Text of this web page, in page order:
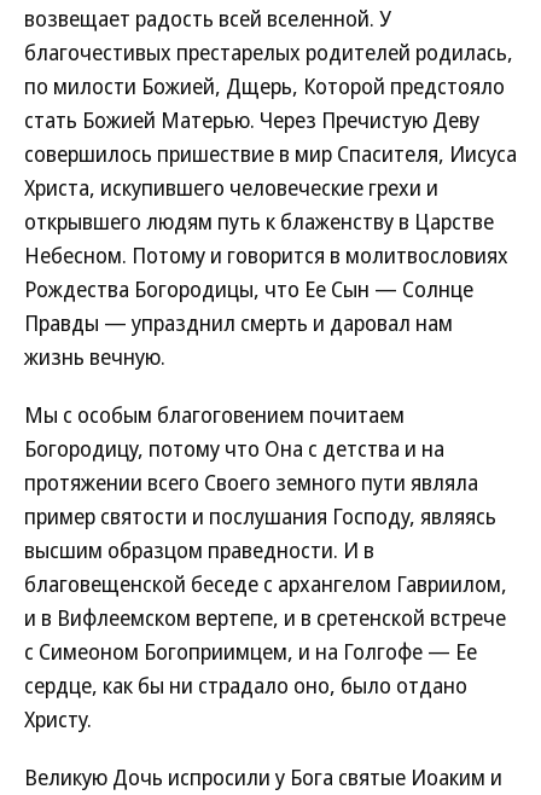
возвещает радость всей вселенной. У
благочестивых престарелых родителей родилась,
по милости Божией, Дщерь, Которой предстояло
стать Божией Матерью. Через Пречистую Деву
совершилось пришествие в мир Спасителя, Иисуса
Христа, искупившего человеческие грехи и
открывшего людям путь к блаженству в Царстве
Небесном. Потому и говорится в молитвословиях
Рождества Богородицы, что Ее Сын — Солнце
Правды — упразднил смерть и даровал нам
жизнь вечную.
Мы с особым благоговением почитаем
Богородицу, потому что Она с детства и на
протяжении всего Своего земного пути являла
пример святости и послушания Господу, являясь
высшим образцом праведности. И в
благовещенской беседе с архангелом Гавриилом,
и в Вифлеемском вертепе, и в сретенской встрече
с Симеоном Богоприимцем, и на Голгофе — Ее
сердце, как бы ни страдало оно, было отдано
Христу.
Великую Дочь испросили у Бога святые Иоаким и